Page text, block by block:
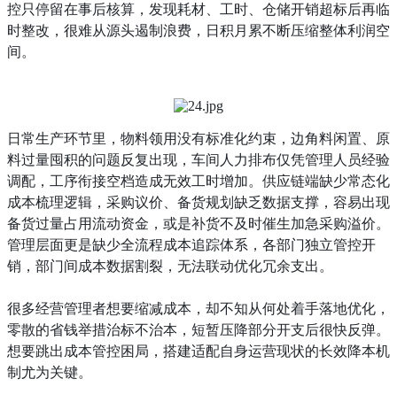
控只停留在事后核算，发现耗材、工时、仓储开销超标后再临
时整改，很难从源头遏制浪费，日积月累不断压缩整体利润空
间。
日常生产环节里，物料领用没有标准化约束，边角料闲置、原
料过量囤积的问题反复出现，车间人力排布仅凭管理人员经验
调配，工序衔接空档造成无效工时增加。供应链端缺少常态化
成本梳理逻辑，采购议价、备货规划缺乏数据支撑，容易出现
备货过量占用流动资金，或是补货不及时催生加急采购溢价。
管理层面更是缺少全流程成本追踪体系，各部门独立管控开
销，部门间成本数据割裂，无法联动优化冗余支出。
很多经营管理者想要缩减成本，却不知从何处着手落地优化，
零散的省钱举措治标不治本，短暂压降部分开支后很快反弹。
想要跳出成本管控困局，搭建适配自身运营现状的长效降本机
制尤为关键。